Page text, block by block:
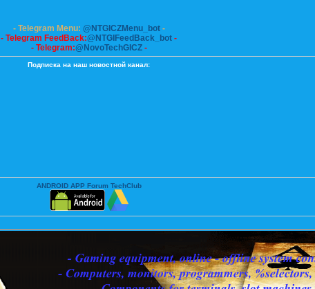
- Telegram Menu: @NTGICZMenu_bot-
- Telegram FeedBack:@NTGIFeedBack_bot -
- Telegram:@NovoTechGICZ-
Подписка на наш новостной канал:
ANDROID APP Forum TechClub